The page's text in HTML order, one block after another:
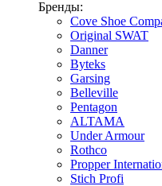
Бренды:
Cove Shoe
Original SWAT
Danner
Byteks
Garsing
Belleville
Pentagon
ALTAMA
Under Armour
Rothco
Propper
Stich Profi